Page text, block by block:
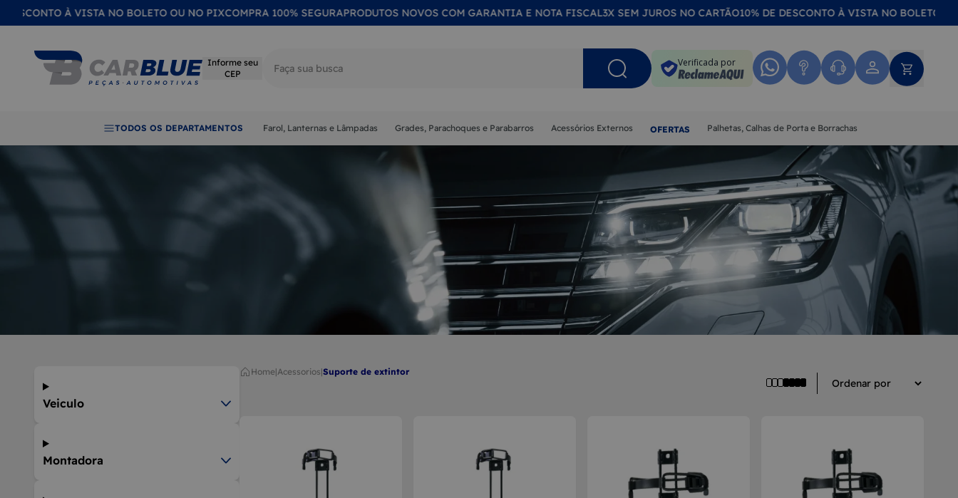
À VISTA NO BOLETO OU NO PIXCOMPRA 100% SEGURAPRODUTOS NOVOS COM GARANTIA E NOTA FISCAL3X SEM JUROS NO CARTÃO10% DE DESCONTO À VISTA NO BOLETO OU NO
Informe seu
CEP
Verificada por
TODOS OS DEPARTAMENTOS Farol, Lanternas e Lâmpadas Grades, Parachoques e Parabarros Acessórios Externos OFERTAS Palhetas, Calhas de Porta e Borrachas
Montadora
Veiculo
Home| acessorios| suporte de extintor